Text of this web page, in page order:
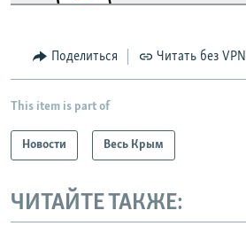
Поделиться Читать без VPN
This item is part of
Новости Весь Крым
ЧИТАЙТЕ ТАКЖЕ: